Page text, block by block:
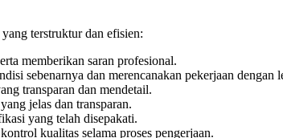
terstruktur dan efisien:
memberikan saran profesional.
sebenarnya dan merencanakan pekerjaan dengan
transparan dan mendetail.
jelas dan transparan.
yang telah disepakati.
kualitas selama proses pengerjaan.